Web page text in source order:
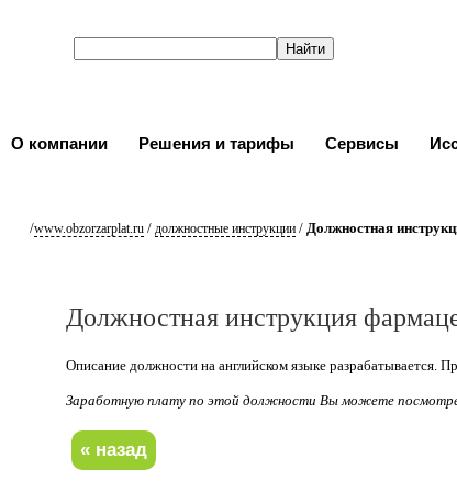
О компании Решения и тарифы Сервисы
/www.obzorzarplat.ru/ должностные инструкции/ Должностная
Должностная инструкция
Описание должности на английском языке разрабатывается.
Заработную плату по этой должности Вы можете